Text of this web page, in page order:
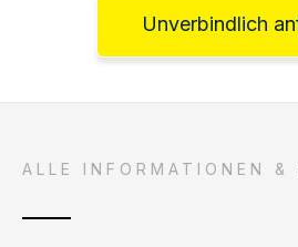
Unverbindlich
ALLE INFORMATIONEN &